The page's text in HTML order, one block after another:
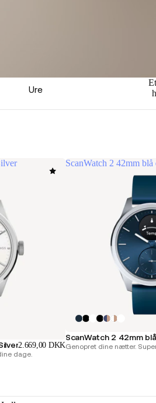
Ure
2.669,00 DKK
dage.
ScanWatch 2 42mm blå
ScanWatch 2 42mm
Genopret dine nætter.